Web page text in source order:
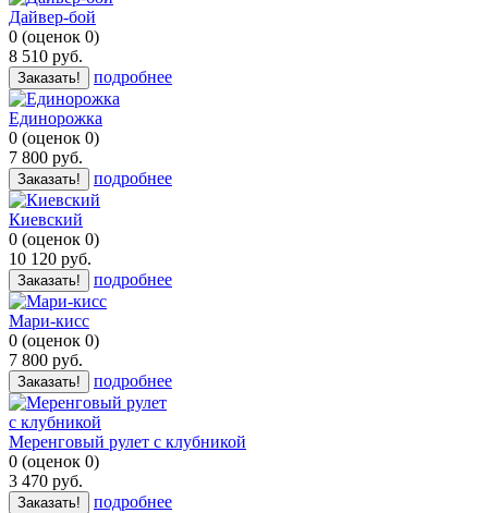
Дайвер-бой
0 (оценок 0)
8 510 руб.
Заказать! подробнее
Единорожка
0 (оценок 0)
7 800 руб.
Заказать! подробнее
Киевский
0 (оценок 0)
10 120 руб.
Заказать! подробнее
Мари-кисс
0 (оценок 0)
7 800 руб.
Заказать! подробнее
Меренговый рулет с клубникой
0 (оценок 0)
3 470 руб.
Заказать! подробнее